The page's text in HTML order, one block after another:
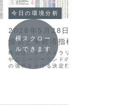
今日の環境分析
2026年5月28日（木）イラン
情勢と米経済指標に注目！
昨日は、オーストラリアのインフレ鈍化
やニュージーランドの利上げ観測が通貨
の強弱を分ける決定打となりました。ま
横スクロー
ルできます